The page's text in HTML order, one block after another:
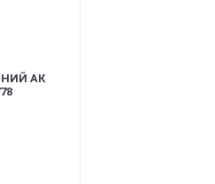
АК